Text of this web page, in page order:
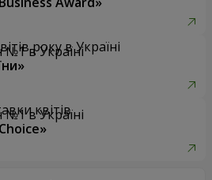
року в Україні
квітів